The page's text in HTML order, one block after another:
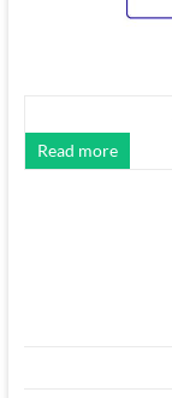
Read more